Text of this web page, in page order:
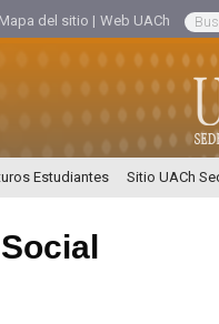
Mapa del sitio | Web UACh
Estudiantes Sitio UACh